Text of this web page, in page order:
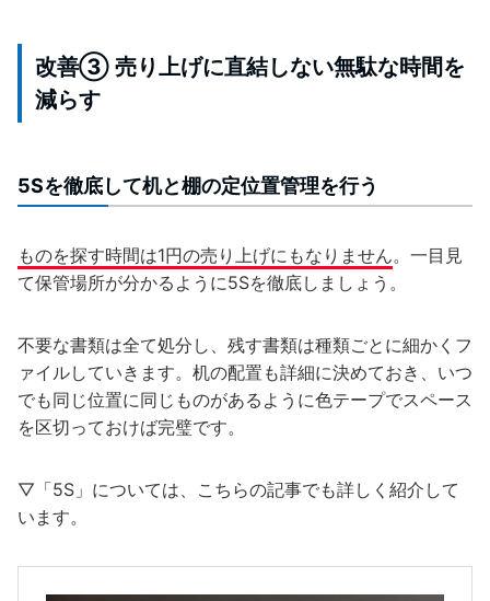
改善③ 売り上げに直結しない無駄な時間を
減らす
5Sを徹底して机と棚の定位置管理を行う
ものを探す時間は1円の売り上げにもなりません。一目見
て保管場所が分かるように5Sを徹底しましょう。
不要な書類は全て処分し、残す書類は種類ごとに細かくフ
ァイルしていきます。机の配置も詳細に決めておき、いつ
でも同じ位置に同じものがあるように色テープでスペース
を区切っておけば完璧です。
▽「5S」については、こちらの記事でも詳しく紹介して
います。